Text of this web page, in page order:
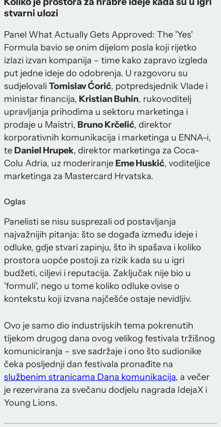
stvarni ulozi
Panel What Actually Gets Approved: The 'Yes'
Formula bavio se onim dijelom posla koji rijetko
izlazi izvan kompanija – time kako zapravo izgleda
put jedne ideje do odobrenja. U razgovoru su
sudjelovali Tomislav Ćorić, potpredsjednik Vlade i
ministar financija, Kristian Buhin, rukovoditelj
upravljanja prihodima u sektoru marketinga i
prodaje u Maistri, Bruno Krčelić, direktor
korporativnih komunikacija i marketinga u ENNA-i,
te Daniel Hrupek, direktor marketinga za Coca-
Colu Adria, uz moderiranje Eme Huskić, voditeljice
marketinga za Mastercard Hrvatska.
Oglas
Panelisti se nisu susprezali od postavljanja
najvažnijih pitanja: što se događa između ideje i
odluke, gdje stvari zapinju, što ih spašava i koliko
prostora uopće postoji za rizik kada su u igri
budžeti, ciljevi i reputacija. Zaključak nije bio u
'formuli', nego u tome koliko odluke ovise o
kontekstu koji izvana najčešće ostaje nevidljiv.
Ovo je samo dio industrijskih tema pokrenutih
tijekom drugog dana ovog velikog festivala tržišnog
komuniciranja – sve sadržaje i ono što sudionike
čeka posljednji dan festivala pronađite na
službenim stranicama Dana komunikacija, a večer
je rezervirana za svečanu dodjelu nagrada IdejaX i
Young Lions.